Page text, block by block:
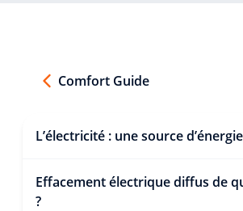
Comfort Guide
L’électricité : une source
Effacement électrique diffus de
?